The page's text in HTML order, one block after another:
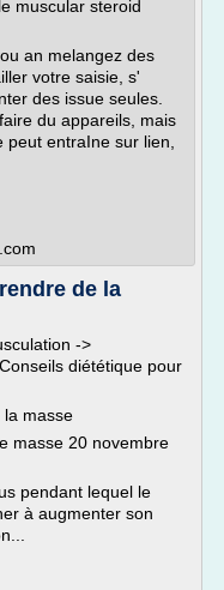
muscular steroid
an melangez des
votre saisie, s'
des issue seules.
du appareils, mais
entraIne sur lien,
de la
->
diététique pour
la masse
masse 20 novembre
pendant lequel le
à augmenter son